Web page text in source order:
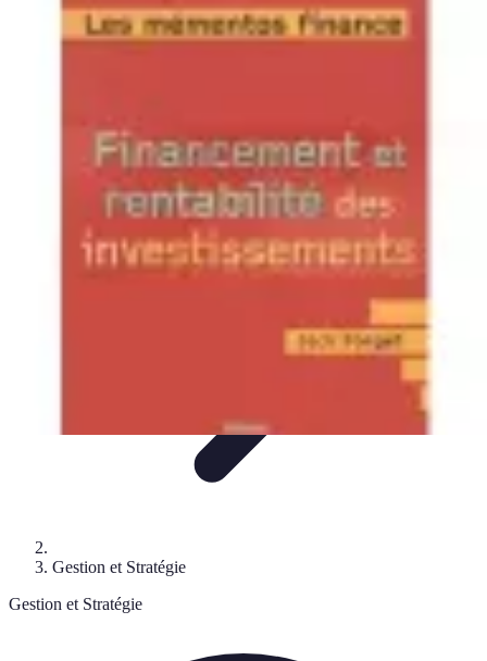
Ecommerce Produits Bio
Stratégies de LancementStratégies de VenteChoix des
Gestion et Stratégie
Gestion et Stratégie